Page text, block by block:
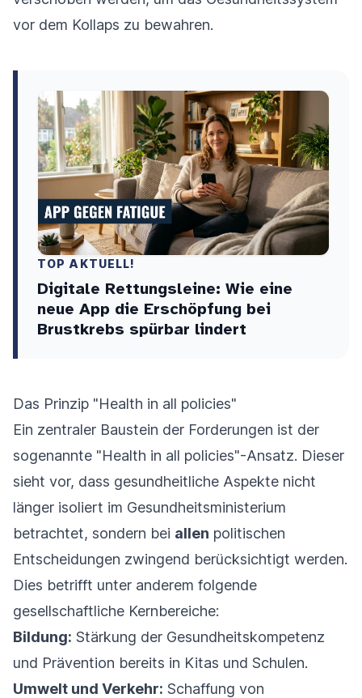
vor dem Kollaps zu bewahren.
TOP AKTUELL!
Digitale Rettungsleine: Wie eine
neue App die Erschöpfung bei
Brustkrebs spürbar lindert
Das Prinzip "Health in all policies"
Ein zentraler Baustein der Forderungen ist der
sogenannte "Health in all policies"-Ansatz. Dieser
sieht vor, dass gesundheitliche Aspekte nicht
länger isoliert im Gesundheitsministerium
betrachtet, sondern bei allen politischen
Entscheidungen zwingend berücksichtigt werden.
Dies betrifft unter anderem folgende
gesellschaftliche Kernbereiche:
Bildung: Stärkung der Gesundheitskompetenz
und Prävention bereits in Kitas und Schulen.
Umwelt und Verkehr: Schaffung von